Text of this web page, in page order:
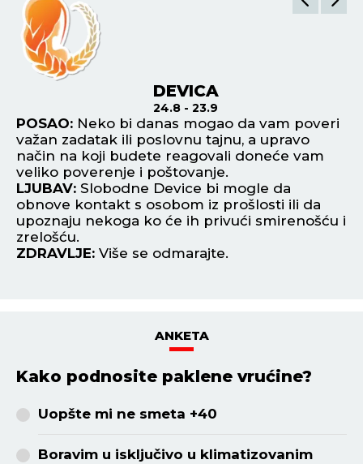
DEVICA
24.8 - 23.9
POSAO: Neko bi danas mogao da vam poveri
važan zadatak ili poslovnu tajnu, a upravo
način na koji budete reagovali doneće vam
veliko poverenje i poštovanje.
LJUBAV: Slobodne Device bi mogle da
obnove kontakt s osobom iz prošlosti ili da
upoznaju nekoga ko će ih privući smirenošću i
zrelošću.
ZDRAVLJE: Više se odmarajte.
ANKETA
Kako podnosite paklene vrućine?
Uopšte mi ne smeta +40
Boravim u isključivo u klimatizovanim